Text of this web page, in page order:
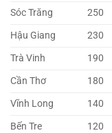
Sóc Trăng
250
Hậu Giang
230
Trà Vinh
190
Cần Thơ
180
Vĩnh Long
140
Bến Tre
120